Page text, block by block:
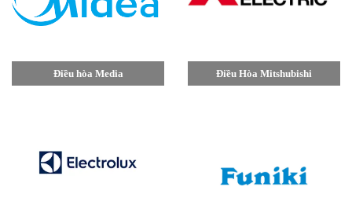
Điều hòa Media Điều Hòa Mitshubishi